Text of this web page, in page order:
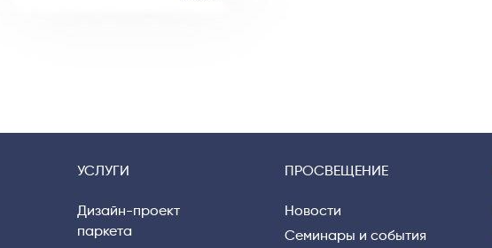
УСЛУГИ
Дизайн-проект
паркета
ПРОСВЕЩЕНИЕ
Новости
Семинары и события